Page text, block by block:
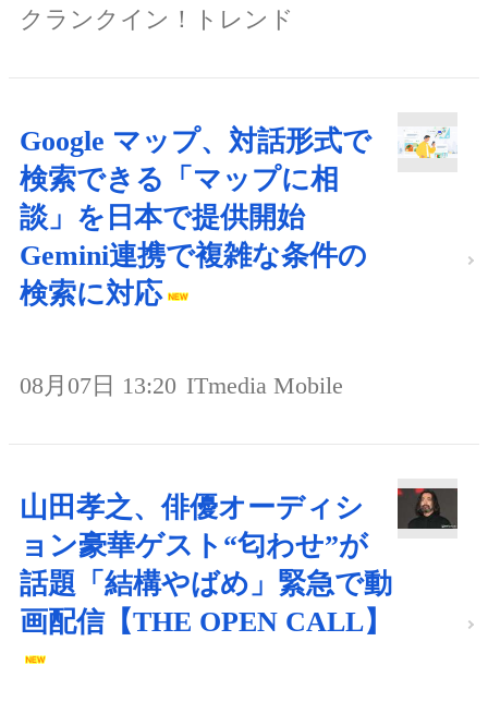
クランクイン！トレンド
Google マップ、対話形式で
検索できる「マップに相
談」を日本で提供開始
Gemini連携で複雑な条件の
検索に対応
08月07日 13:20 ITmedia Mobile
山田孝之、俳優オーディシ
ョン豪華ゲスト“匂わせ”が
話題「結構やばめ」緊急で動
画配信【THE OPEN CALL】